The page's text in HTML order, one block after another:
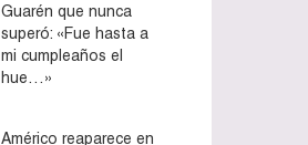
Guarén que nunca
superó: «Fue hasta a
mi cumpleaños el
hue…»
Américo reaparece en